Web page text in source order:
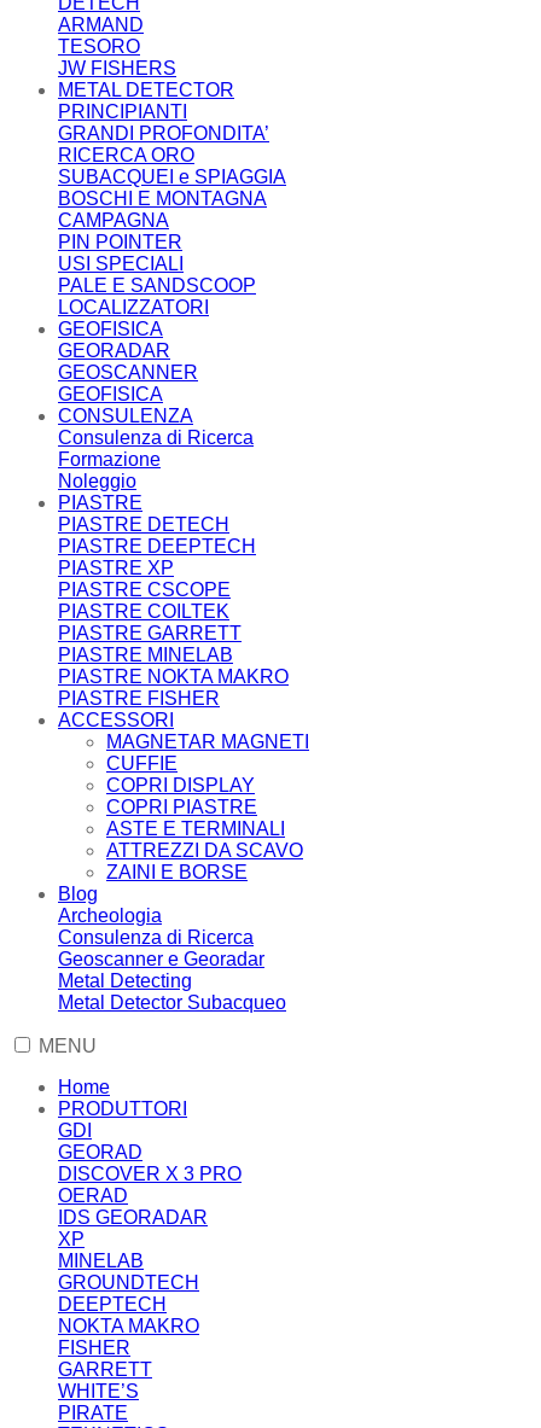
ARMAND
TESORO
JW FISHERS
METAL DETECTOR
PRINCIPIANTI
GRANDI PROFONDITA’
RICERCA ORO
SUBACQUEI e SPIAGGIA
BOSCHI E MONTAGNA
CAMPAGNA
PIN POINTER
USI SPECIALI
PALE E SANDSCOOP
LOCALIZZATORI
GEOFISICA
GEORADAR
GEOSCANNER
GEOFISICA
CONSULENZA
Consulenza di Ricerca
Formazione
Noleggio
PIASTRE
PIASTRE DETECH
PIASTRE DEEPTECH
PIASTRE XP
PIASTRE CSCOPE
PIASTRE COILTEK
PIASTRE GARRETT
PIASTRE MINELAB
PIASTRE NOKTA MAKRO
PIASTRE FISHER
ACCESSORI
MAGNETAR MAGNETI
CUFFIE
COPRI DISPLAY
COPRI PIASTRE
ASTE E TERMINALI
ATTREZZI DA SCAVO
ZAINI E BORSE
Blog
Archeologia
Consulenza di Ricerca
Geoscanner e Georadar
Metal Detecting
Metal Detector Subacqueo
MENU
Home
PRODUTTORI
GDI
GEORAD
DISCOVER X 3 PRO
OERAD
IDS GEORADAR
XP
MINELAB
GROUNDTECH
DEEPTECH
NOKTA MAKRO
FISHER
GARRETT
WHITE’S
PIRATE